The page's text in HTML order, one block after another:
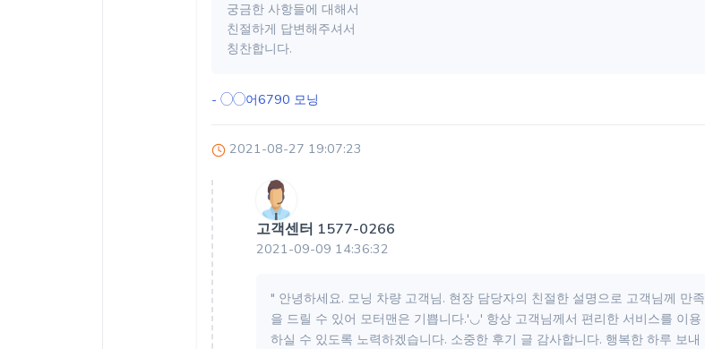
궁금한 사항들에 대해서
친절하게 답변해주셔서
칭찬합니다.
- ◯◯어6790 모닝
2021-08-27 19:07:23
고객센터 1577-0266
2021-09-09 14:36:32
" 안녕하세요. 모닝 차량 고객님. 현장 담당자의 친절한 설명으로 고객님께 만족
을 드릴 수 있어 모터맨은 기쁩니다.'◡' 항상 고객님께서 편리한 서비스를 이용
하실 수 있도록 노력하겠습니다. 소중한 후기 글 감사합니다. 행복한 하루 보내